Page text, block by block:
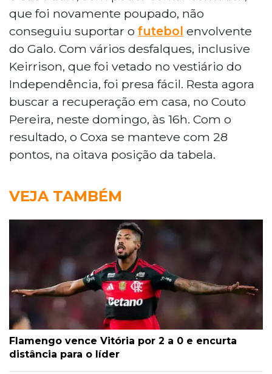
que foi novamente poupado, não
conseguiu suportar o futebol envolvente
do Galo. Com vários desfalques, inclusive
Keirrison, que foi vetado no vestiário do
Independência, foi presa fácil. Resta agora
buscar a recuperação em casa, no Couto
Pereira, neste domingo, às 16h. Com o
resultado, o Coxa se manteve com 28
pontos, na oitava posição da tabela.
VEJA TAMBÉM
Flamengo vence Vitória por 2 a 0 e encurta
distância para o líder